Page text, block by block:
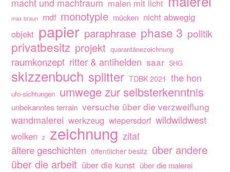
macht und machtraum malen mit licht
max braun mdf monotypie mücken nicht abwegig
objekt papier paraphrase phase 3 politik
privatbesitz projekt quarantänezeichnung
raumkonzept ritter & antihelden saar SHG
skizzenbuch splitter TDBK 2021 the hon
ufo-sichtungen umwege zur selbsterkenntnis
unbekanntes terrain versuche über die verzweiflung
wandmalerei werkzeug wiepersdorf wildwildwest
wolken z zeichnung zitat
ältere geschichten öffentlicher besitz über andere
über die arbeit über die kunst über die malerei